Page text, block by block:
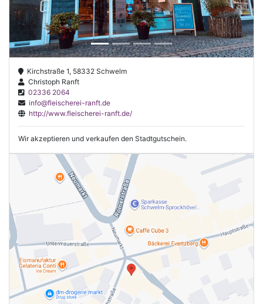
Kirchstraße 1, 58332 Schwelm
Christoph Ranft
02336 2064
info@fleischerei-ranft.de
http://www.fleischerei-ranft.de/
Wir akzeptieren und verkaufen den Stadtgutschein.